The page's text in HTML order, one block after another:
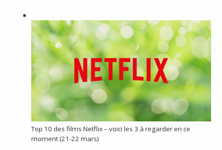
Top 10 des films Netflix – voici les 3 à regarder en ce
moment (21-22 mars)